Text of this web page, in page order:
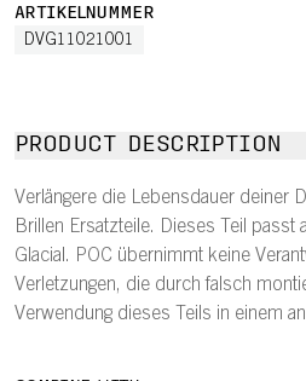
ARTIKELNUMMER
DVG11021001
PRODUCT DESCRIPTION
Verlängere die Lebensdauer deiner
Brillen Ersatzteile. Dieses Teil passt
Glacial. POC übernimmt keine
Verletzungen, die durch falsch
Verwendung dieses Teils in einem